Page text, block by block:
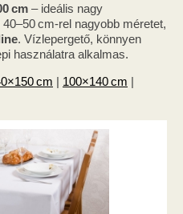
cm – ideális nagy
cm-rel nagyobb méretet,
. Vízlepergető, könnyen
használatra alkalmas.
cm | 100×140 cm |